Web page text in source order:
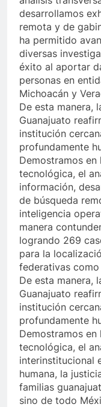
desarrollamos
remota y de
ha permitido
diversas
éxito al aportar
personas en
Michoacán y
De esta manera,
Guanajuato
institución
profundamente
Demostramos
tecnológica, el
información,
de búsqueda
inteligencia
manera
logrando 269
para la
federativas como
De esta manera,
Guanajuato
institución
profundamente
Demostramos
tecnológica, el
interinstitucional
humana, la
familias
sino de todo